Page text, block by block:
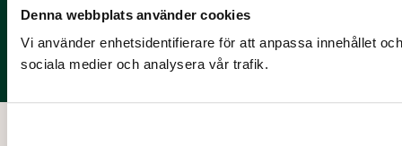
Denna webbplats använder cookies
Vi använder enhetsidentifierare för att anpassa innehållet
sociala medier och analysera vår trafik.
Facebook
LinkedIn